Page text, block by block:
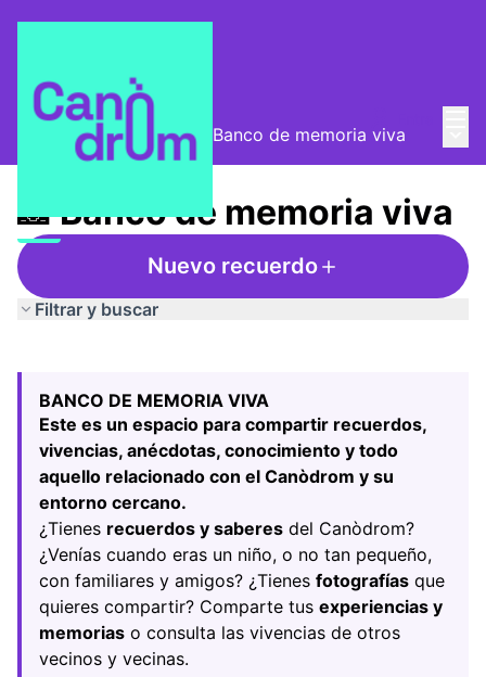
Mesa de Memorias/ 📸 Banco de memoria viva
📸 Banco de memoria viva
Nuevo recuerdo
Filtrar y buscar
−
BANCO DE MEMORIA VIVA
Este es un espacio para compartir recuerdos,
vivencias, anécdotas, conocimiento y todo
aquello relacionado con el Canòdrom y su
entorno cercano.
¿Tienes recuerdos y saberes del Canòdrom?
¿Venías cuando eras un niño, o no tan pequeño,
con familiares y amigos? ¿Tienes fotografías que
quieres compartir? Comparte tus experiencias y
memorias o consulta las vivencias de otros
vecinos y vecinas.